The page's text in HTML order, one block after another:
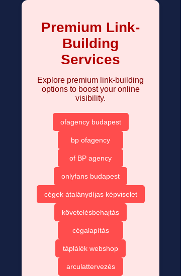
Premium Link-
Building
Services
Explore premium link-building
options to boost your online
visibility.
ofagency budapest
bp ofagency
of BP agency
onlyfans budapest
cégek átalánydíjas képviselet
követelésbehajtás
cégalapítás
táplálék webshop
arculattervezés